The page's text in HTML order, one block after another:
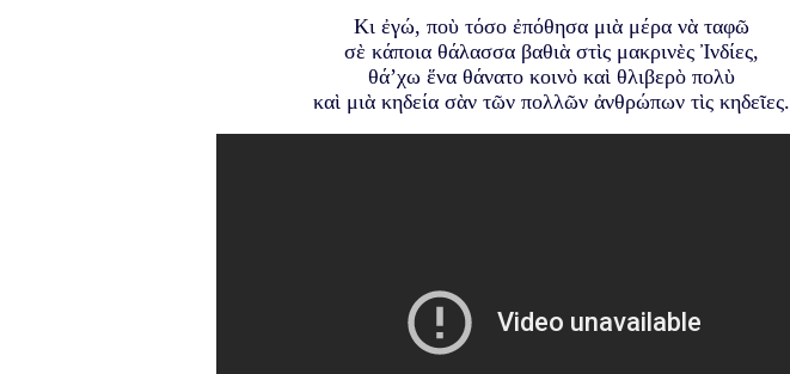
Κι ἐγώ, ποὺ τόσο ἐπόθησα μιὰ μέρα νὰ ταφῶ
σὲ κάποια θάλασσα βαθιὰ στὶς μακρινὲς Ἰνδίες,
θά’χω ἕνα θάνατο κοινὸ καὶ θλιβερὸ πολὺ
καὶ μιὰ κηδεία σὰν τῶν πολλῶν ἀνθρώπων τὶς κηδεῖες.